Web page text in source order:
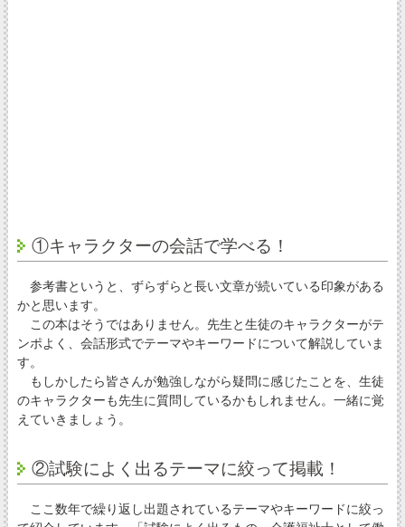
①キャラクターの会話で学べる！
参考書というと、ずらずらと長い文章が続いている印象がある
かと思います。
この本はそうではありません。先生と生徒のキャラクターがテ
ンポよく、会話形式でテーマやキーワードについて解説していま
す。
もしかしたら皆さんが勉強しながら疑問に感じたことを、生徒
のキャラクターも先生に質問しているかもしれません。一緒に覚
えていきましょう。
②試験によく出るテーマに絞って掲載！
ここ数年で繰り返し出題されているテーマやキーワードに絞っ